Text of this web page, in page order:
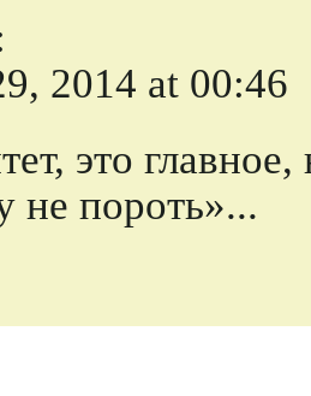
2014 at 00:46
это главное,
не пороть»...